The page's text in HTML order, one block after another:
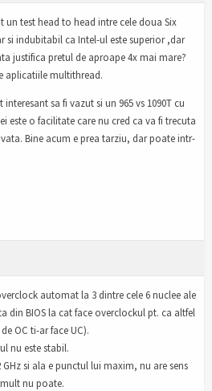
un test head to head intre cele doua Six
si indubitabil ca Intel-ul este superior ,dar
justifica pretul de aproape 4x mai mare?
aplicatiile multithread.
sa fi vazut si un 965 vs 1090T cu
este o facilitate care nu cred ca va fi trecuta
Bine acum e prea tarziu, dar poate intr-
automat la 3 dintre cele 6 nuclee ale
din BIOS la cat face overclockul pt. ca altfel
OC ti-ar face UC).
nu este stabil.
si ala e punctul lui maxim, nu are sens
nu poate.